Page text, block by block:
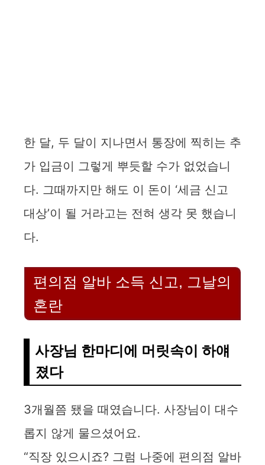
한 달, 두 달이 지나면서 통장에 찍히는 추
가 입금이 그렇게 뿌듯할 수가 없었습니
다. 그때까지만 해도 이 돈이 ‘세금 신고
대상’이 될 거라고는 전혀 생각 못 했습니
다.
편의점 알바 소득 신고, 그날의
혼란
사장님 한마디에 머릿속이 하얘
졌다
3개월쯤 됐을 때였습니다. 사장님이 대수
롭지 않게 물으셨어요.
“직장 있으시죠? 그럼 나중에 편의점 알바